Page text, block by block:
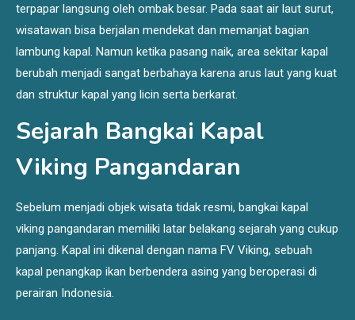
terpapar langsung oleh ombak besar. Pada saat air laut surut,
wisatawan bisa berjalan mendekat dan memanjat bagian
lambung kapal. Namun ketika pasang naik, area sekitar kapal
berubah menjadi sangat berbahaya karena arus laut yang kuat
dan struktur kapal yang licin serta berkarat.
Sejarah Bangkai Kapal
Viking Pangandaran
Sebelum menjadi objek wisata tidak resmi, bangkai kapal
viking pangandaran memiliki latar belakang sejarah yang cukup
panjang. Kapal ini dikenal dengan nama FV Viking, sebuah
kapal penangkap ikan berbendera asing yang beroperasi di
perairan Indonesia.